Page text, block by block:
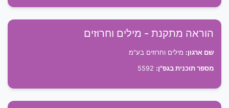
הוראה מתקנת - מילים וחרוזים
שם ארגון: מילים וחרוזים בע"מ
מספר תוכנית בגפ"ן: